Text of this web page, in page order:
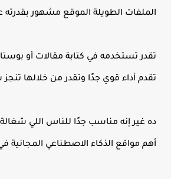
الملفات الطويلة الموقع مشهور
تقدر تستخدمه في كتابة مقالات أو
تقدم أداء قوي جدًا وتقدر من خلالها
ده غير إنه مناسب جدًا للناس اللي
أهم مواقع الذكاء الاصطناعي المجانية في